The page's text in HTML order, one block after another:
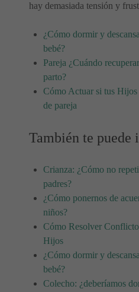
hay demasiada tensión y
¿Cómo dormir y
bebé?
Pareja ¿Cuándo
parto?
Cómo Actuar si tus
de pareja
También te puede
Crianza: ¿Cómo no
padres?
¿Cómo ponernos de
niños?
Cómo Resolver
Hijos
¿Cómo dormir y
bebé?
Colecho: ¿deberíamos